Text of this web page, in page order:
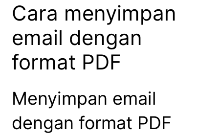
Cara menyimpan
email dengan
format PDF
Menyimpan email
dengan format PDF